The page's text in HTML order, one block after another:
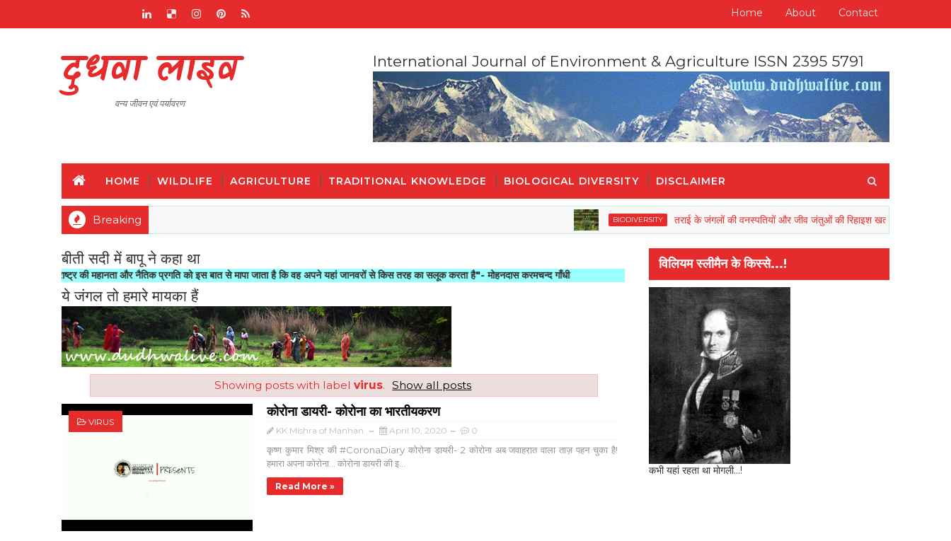
Home About Contact
दुधवा लाइव
वन्य जीवन एवं पर्यावरण
International Journal of Environment & Agriculture ISSN 2395 5791
HOME WILDLIFE AGRICULTURE TRADITIONAL KNOWLEDGE BIOLOGICAL DIVERSITY DISCLAIMER
Breaking BIODIVERSITY तराई के जंगलों की वनस्पतियों और जीव जंतुओं की रिहाइश खतरें में
बीती सदी में बापू ने कहा था
राष्ट्र की महानता और नैतिक प्रगति को इस बात से मापा जाता है कि वह अपने यहां जानवरों से किस तरह का सलूक करता है"- मोहनदास करमचन्द गाँधी
ये जंगल तो हमारे मायका हैं
Showing posts with labelvirus. Show all posts
VIRUS
कोरोना डायरी- कोरोना का भारतीयकरण
KK Mishra of Manhan April 10, 2020 0
कृष्ण कुमार मिश्र की #CoronaDiary कोरोना डायरी- 2 कोरोना अब जवाहरात वाला ताज़ पहन चुका है!
हमारा अपना कोरोना... कोरोना डायरी की इ...
Read More »
विलियम स्लीमैन के किस्से...!
कभी यहां रहता था मोगली...!